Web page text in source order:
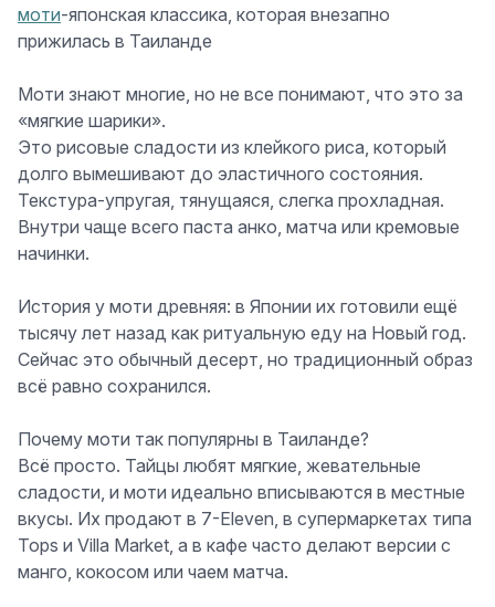
моти-японская классика, которая внезапно
прижилась в Таиланде
Моти знают многие, но не все понимают, что это за
«мягкие шарики».
Это рисовые сладости из клейкого риса, который
долго вымешивают до эластичного состояния.
Текстура-упругая, тянущаяся, слегка прохладная.
Внутри чаще всего паста анко, матча или кремовые
начинки.
История у моти древняя: в Японии их готовили ещё
тысячу лет назад как ритуальную еду на Новый год.
Сейчас это обычный десерт, но традиционный образ
всё равно сохранился.
Почему моти так популярны в Таиланде?
Всё просто. Тайцы любят мягкие, жевательные
сладости, и моти идеально вписываются в местные
вкусы. Их продают в 7-Eleven, в супермаркетах типа
Tops и Villa Market, а в кафе часто делают версии с
манго, кокосом или чаем матча.